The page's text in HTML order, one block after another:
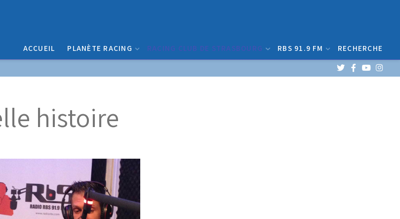
ACCUEIL PLANÈTE RACING RACING CLUB DE STRASBOURG RBS 91.9 FM RECHERCHE
histoire